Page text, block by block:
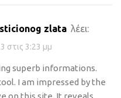
zlata λέει:
στις 3:23 μμ
superb informations.
I am impressed by the